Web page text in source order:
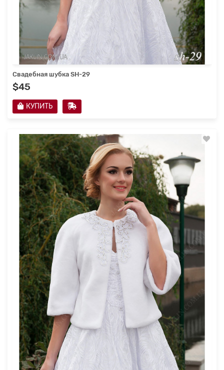
Свадебная шубка SH-29
$45
КУПИТЬ